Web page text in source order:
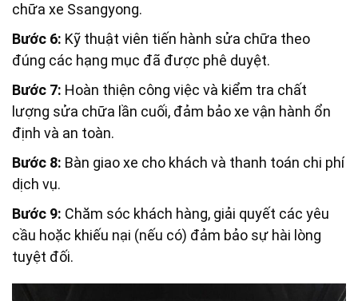
chữa xe Ssangyong.
Bước 6: Kỹ thuật viên tiến hành sửa chữa theo
đúng các hạng mục đã được phê duyệt.
Bước 7: Hoàn thiện công việc và kiểm tra chất
lượng sửa chữa lần cuối, đảm bảo xe vận hành ổn
định và an toàn.
Bước 8: Bàn giao xe cho khách và thanh toán chi phí
dịch vụ.
Bước 9: Chăm sóc khách hàng, giải quyết các yêu
cầu hoặc khiếu nại (nếu có) đảm bảo sự hài lòng
tuyệt đối.